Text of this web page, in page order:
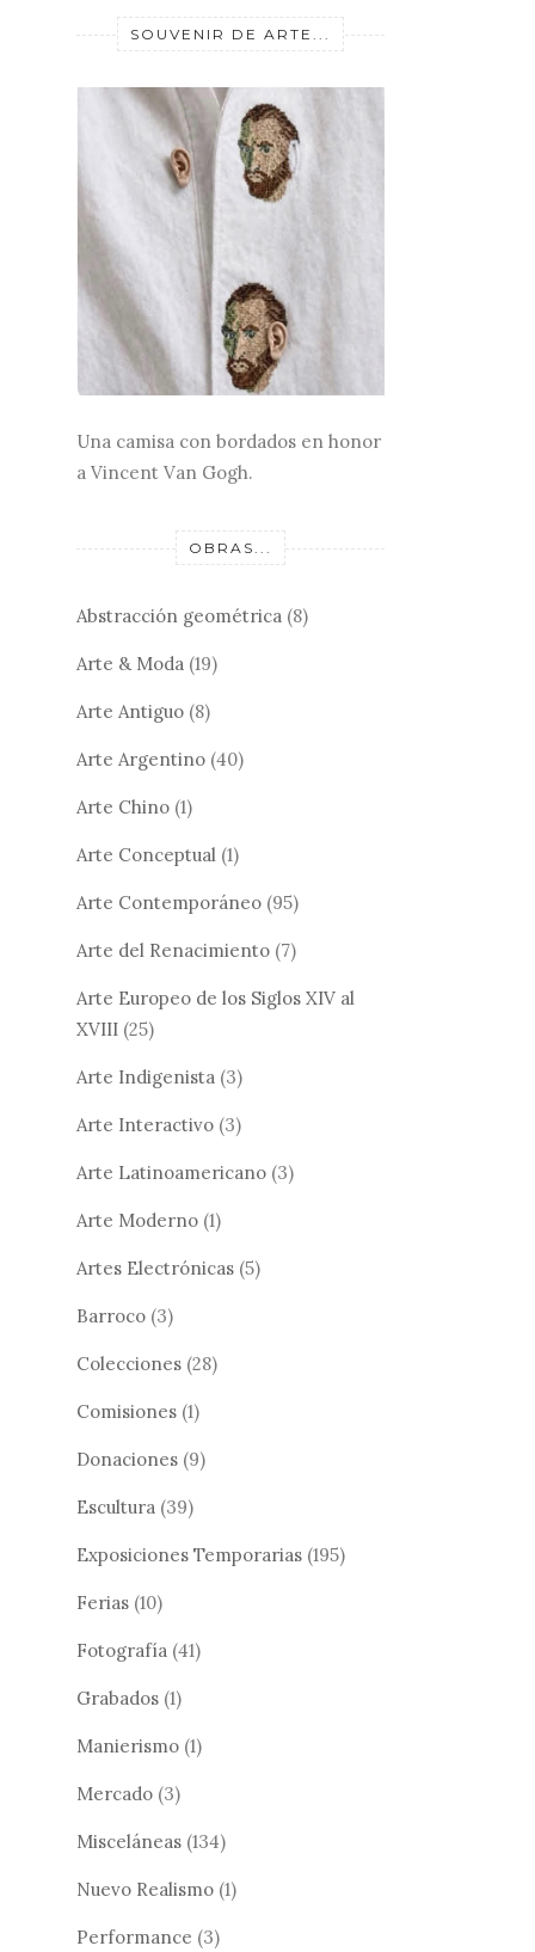
SOUVENIR DE ARTE...
Una camisa con bordados en honor
a Vincent Van Gogh.
OBRAS...
Abstracción geométrica (8)
Arte & Moda (19)
Arte Antiguo (8)
Arte Argentino (40)
Arte Chino (1)
Arte Conceptual (1)
Arte Contemporáneo (95)
Arte del Renacimiento (7)
Arte Europeo de los Siglos XIV al
XVIII (25)
Arte Indigenista (3)
Arte Interactivo (3)
Arte Latinoamericano (3)
Arte Moderno (1)
Artes Electrónicas (5)
Barroco (3)
Colecciones (28)
Comisiones (1)
Donaciones (9)
Escultura (39)
Exposiciones Temporarias (195)
Ferias (10)
Fotografía (41)
Grabados (1)
Manierismo (1)
Mercado (3)
Misceláneas (134)
Nuevo Realismo (1)
Performance (3)